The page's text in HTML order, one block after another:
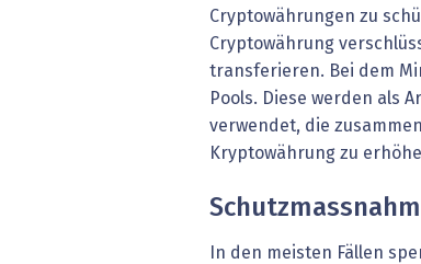
Cryptowährungen zu
Cryptowährung
transferieren. Bei dem
Pools. Diese werden als
verwendet, die
Kryptowährung zu
In den meisten Fällen